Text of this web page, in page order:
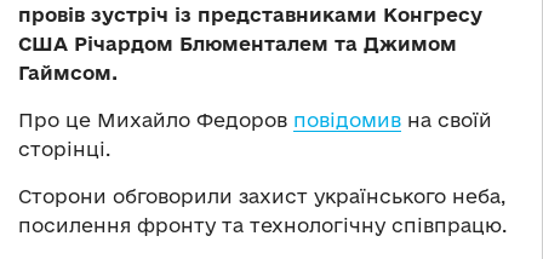
провів зустріч із представниками Конгресу
США Річардом Блюменталем та Джимом
Гаймсом.
Про це Михайло Федоров повідомив на своїй
сторінці.
Сторони обговорили захист українського неба,
посилення фронту та технологічну співпрацю.